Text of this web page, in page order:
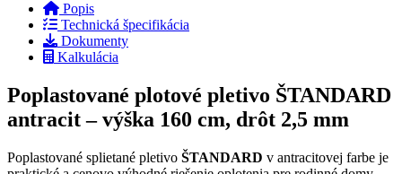
Popis
Technická špecifikácia
Dokumenty
Kalkulácia
Poplastované plotové pletivo ŠTANDARD
antracit – výška 160 cm, drôt 2,5 mm
Poplastované splietané pletivo ŠTANDARD v antracitovej farbe je